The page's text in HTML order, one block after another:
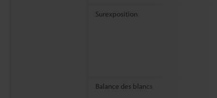
Surexposition
Balance des blancs